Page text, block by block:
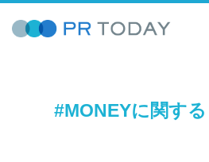
#MONEYに関す